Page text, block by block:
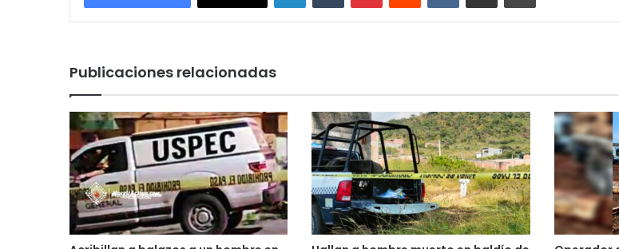
Publicaciones relacionadas